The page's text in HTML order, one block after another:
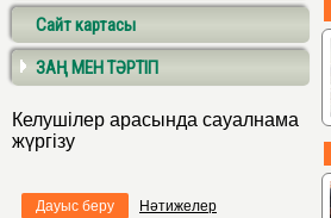
Сайт картасы
ЗАҢ МЕН ТӘРТІП
Келушілер арасында сауалнама
жүргізу
Дауыс беру Нәтижелер